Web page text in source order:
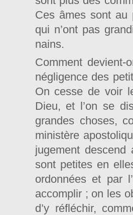
Ces âmes sont au
qui n’ont pas
nains.
Comment
négligence des
On cesse de voir
Dieu, et l’on se
grandes choses,
ministère
jugement
sont petites en
ordonnées et par
accomplir ; on les
d’y réfléchir,